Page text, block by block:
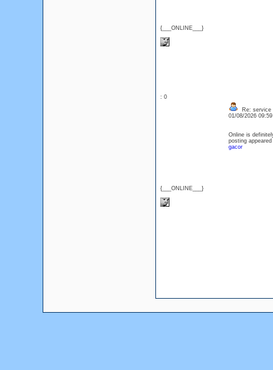
{___ONLINE___}
: 0
{___ONLINE___}
Re: service
01/08/2026
Online is
posting
gacor